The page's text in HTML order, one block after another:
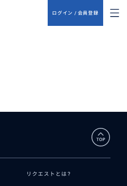
ログイン / 会員登録
リクエストとは?